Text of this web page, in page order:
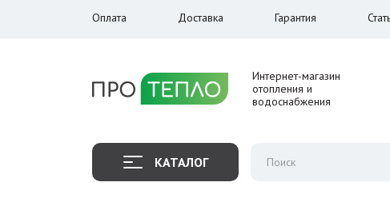
Оплата Доставка Гарантия
Интернет-магазин
отопления и
водоснабжения
КАТАЛОГ